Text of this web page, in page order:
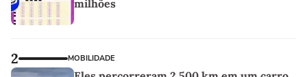
milhões
2 MOBILIDADE